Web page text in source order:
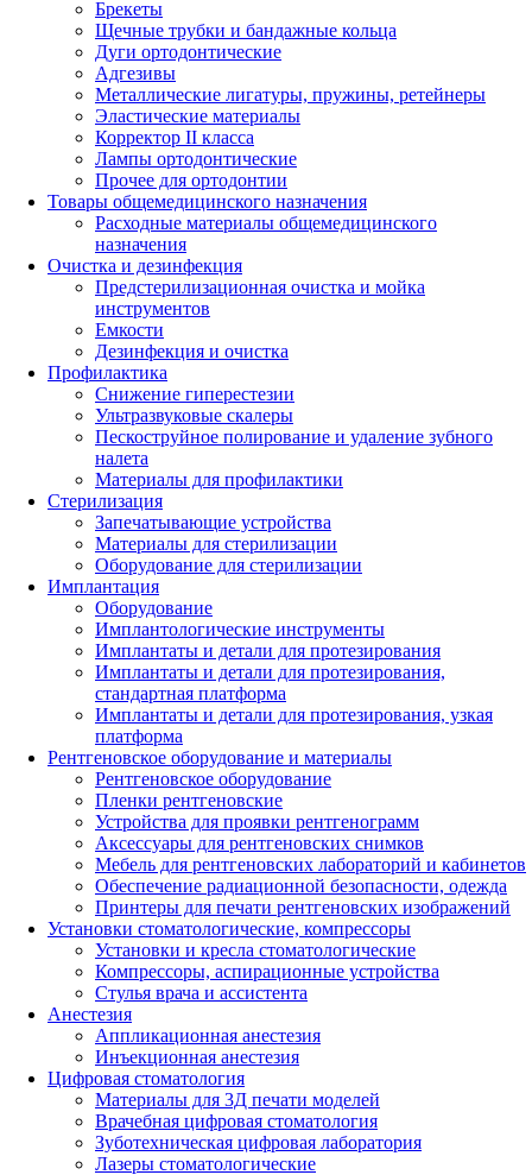
Брекеты
Щечные трубки и бандажные кольца
Дуги ортодонтические
Адгезивы
Металлические лигатуры, пружины, ретейнеры
Эластические материалы
Корректор II класса
Лампы ортодонтические
Прочее для ортодонтии
Товары общемедицинского назначения
Расходные материалы общемедицинского
назначения
Очистка и дезинфекция
Предстерилизационная очистка и мойка
инструментов
Емкости
Дезинфекция и очистка
Профилактика
Снижение гиперестезии
Ультразвуковые скалеры
Пескоструйное полирование и удаление зубного
налета
Материалы для профилактики
Стерилизация
Запечатывающие устройства
Материалы для стерилизации
Оборудование для стерилизации
Имплантация
Оборудование
Имплантологические инструменты
Имплантаты и детали для протезирования
Имплантаты и детали для протезирования,
стандартная платформа
Имплантаты и детали для протезирования, узкая
платформа
Рентгеновское оборудование и материалы
Рентгеновское оборудование
Пленки рентгеновские
Устройства для проявки рентгенограмм
Аксессуары для рентгеновских снимков
Мебель для рентгеновских лабораторий и кабинетов
Обеспечение радиационной безопасности, одежда
Принтеры для печати рентгеновских изображений
Установки стоматологические, компрессоры
Установки и кресла стоматологические
Компрессоры, аспирационные устройства
Стулья врача и ассистента
Анестезия
Аппликационная анестезия
Инъекционная анестезия
Цифровая стоматология
Материалы для 3Д печати моделей
Врачебная цифровая стоматология
Зуботехническая цифровая лаборатория
Лазеры стоматологические